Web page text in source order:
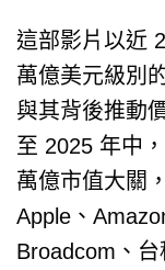
這部影片以近
萬億美元級別
與其背後推動
至 2025 年中
萬億市值大關
Apple、
Broadcom、